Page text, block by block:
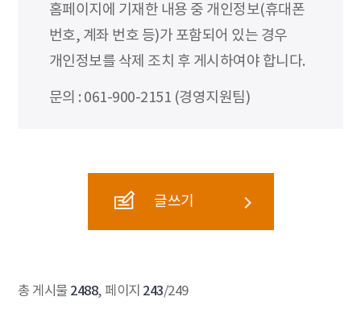
홈페이지에 기재한 내용 중 개인정보(휴대폰
번호, 계좌 번호 등)가 포함되어 있는 경우
개인정보를 삭제 조치 후 게시하여야 합니다.
문의 : 061-900-2151 (경영지원팀)
글쓰기
총 게시물 2488, 페이지 243/249